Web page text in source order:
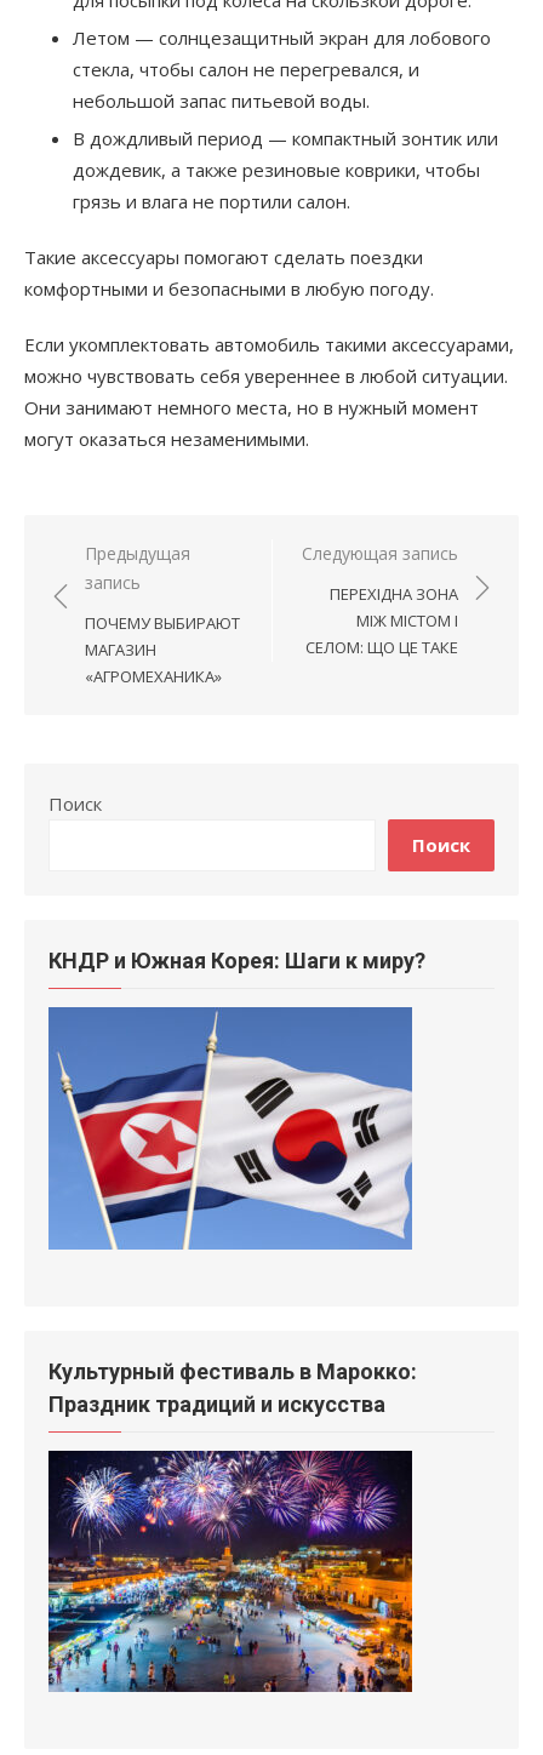
Летом — солнцезащитный экран для лобового
стекла, чтобы салон не перегревался, и
небольшой запас питьевой воды.
В дождливый период — компактный зонтик или
дождевик, а также резиновые коврики, чтобы
грязь и влага не портили салон.
Такие аксессуары помогают сделать поездки
комфортными и безопасными в любую погоду.
Если укомплектовать автомобиль такими аксессуарами,
можно чувствовать себя увереннее в любой ситуации.
Они занимают немного места, но в нужный момент
могут оказаться незаменимыми.
Навигация
по
записям
Предыдущая
запись
ПОЧЕМУ ВЫБИРАЮТ
МАГАЗИН
«АГРОМЕХАНИКА»
Следующая запись
ПЕРЕХІДНА ЗОНА
МІЖ МІСТОМ І
СЕЛОМ: ЩО ЦЕ ТАКЕ
Поиск
Поиск
КНДР и Южная Корея: Шаги к миру?
Культурный фестиваль в Марокко:
Праздник традиций и искусства